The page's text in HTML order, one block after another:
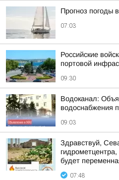
Прогноз погоды
07:03
Российские
портовой
09:30
Водоканал:
водоснабжения
09:03
Здравствуй,
будет
07:48